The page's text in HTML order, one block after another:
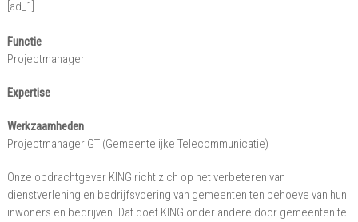
[ad_1]
Functie
Projectmanager
Expertise
Werkzaamheden
Projectmanager GT (Gemeentelijke Telecommunicatie)
Onze opdrachtgever KING richt zich op het verbeteren van
dienstverlening en bedrijfsvoering van gemeenten ten behoeve van hun
inwoners en bedrijven. Dat doet KING onder andere door gemeenten te